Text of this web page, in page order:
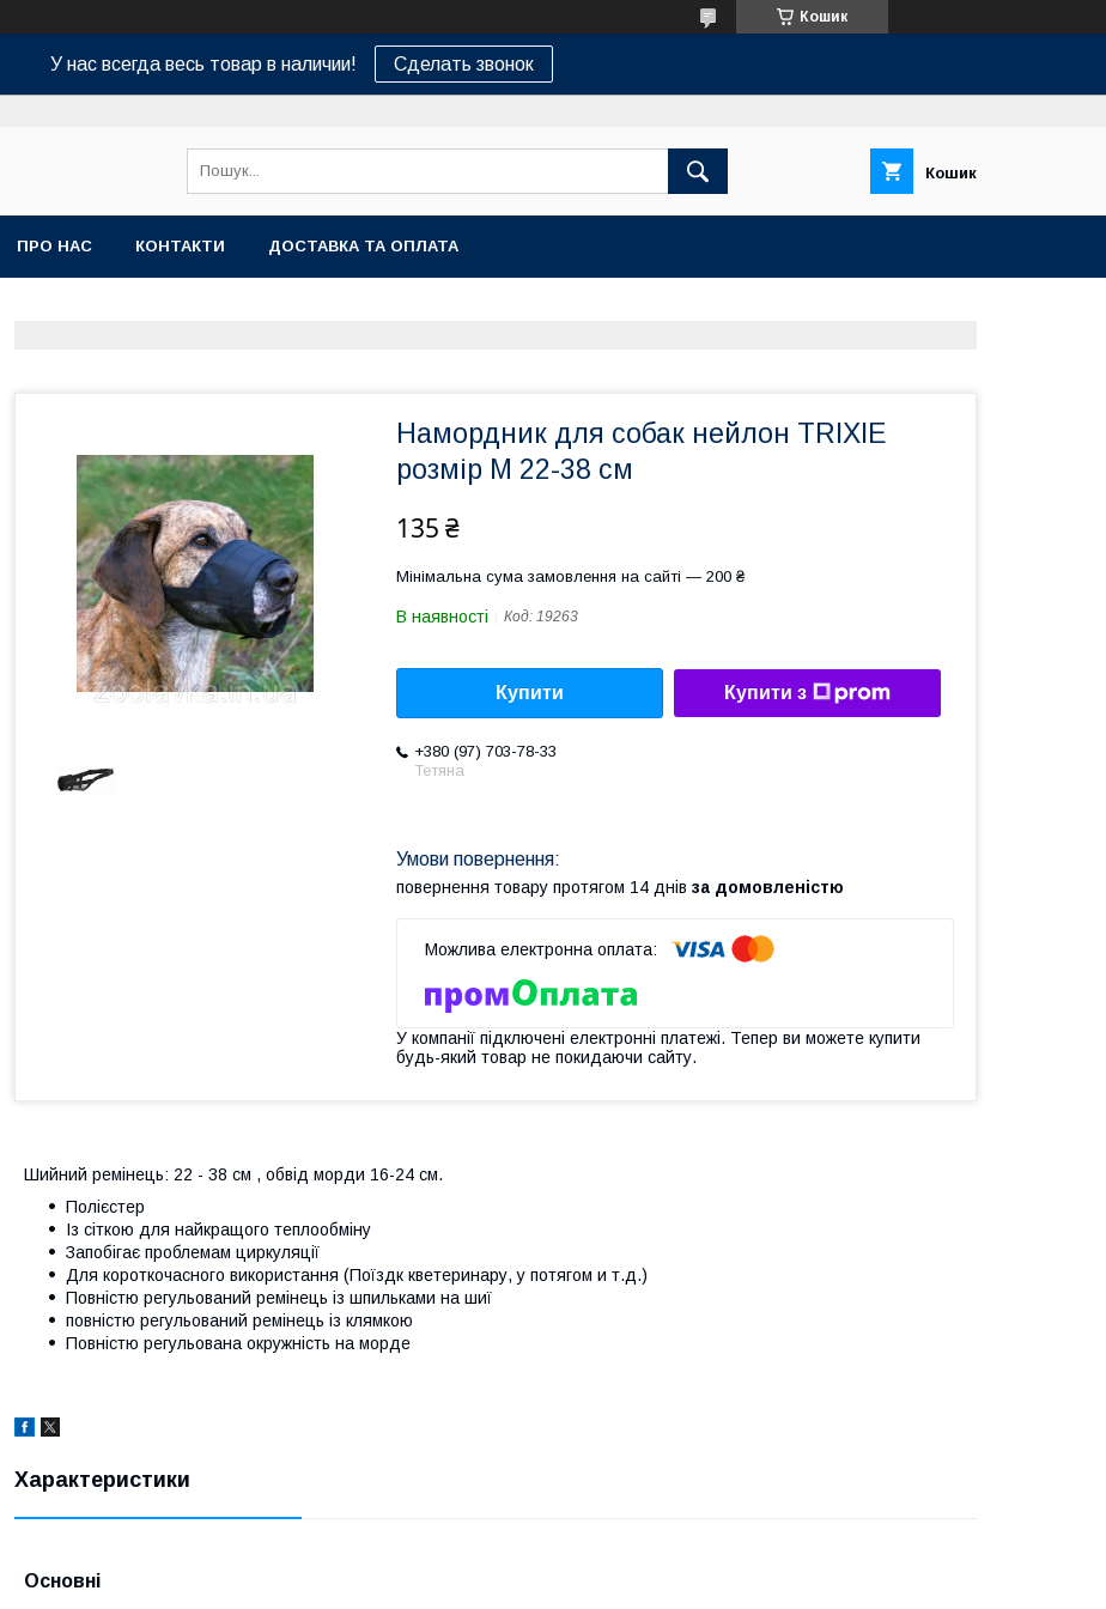
Кошик
У нас всегда весь товар в наличии! Сделать звонок
Кошик
ПРО НАС КОНТАКТИ ДОСТАВКА ТА ОПЛАТА
Намордник для собак нейлон TRIXIE
розмір М 22-38 см
135 ₴
Мінімальна сума замовлення на сайті — 200 ₴
В наявності Код: 19263
Купити Купити з
+380 (97) 703-78-33
Тетяна
повернення товару протягом 14 днів за домовленістю
У компанії підключені електронні платежі. Тепер ви можете купити
будь-який товар не покидаючи сайту.
Шийний ремінець: 22 - 38 см , обвід морди 16-24 см.
Полієстер
Із сіткою для найкращого теплообміну
Запобігає проблемам циркуляції
Для короткочасного використання (Поїздк кветеринару, у потягом и т.д.)
Повністю регульований ремінець із шпильками на шиї
повністю регульований ремінець із клямкою
Повністю регульована окружність на морде
Характеристики
Основні